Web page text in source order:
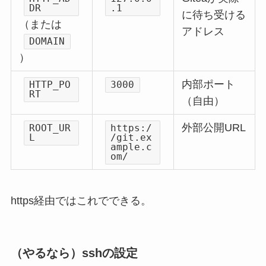
DR
（または
DOMAIN
）
.1
に待ち受ける
アドレス
HTTP_PO
RT
3000
内部ポート
（自由）
ROOT_UR
L
https:/
/git.ex
ample.c
om/
外部公開URL
https経由ではこれでできる。
（やるなら）sshの設定